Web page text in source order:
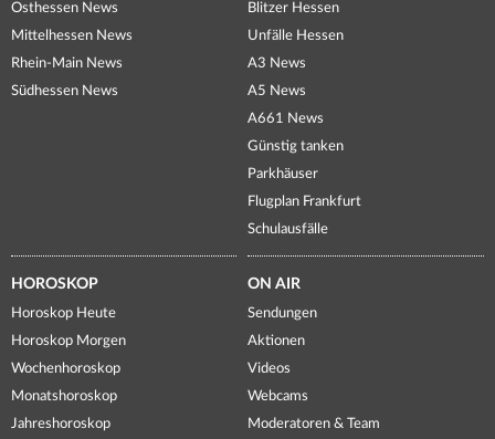
Osthessen News
Mittelhessen News
Rhein-Main News
Südhessen News
Blitzer Hessen
Unfälle Hessen
A3 News
A5 News
A661 News
Günstig tanken
Parkhäuser
Flugplan Frankfurt
Schulausfälle
HOROSKOP
Horoskop Heute
Horoskop Morgen
Wochenhoroskop
Monatshoroskop
Jahreshoroskop
ON AIR
Sendungen
Aktionen
Videos
Webcams
Moderatoren & Team